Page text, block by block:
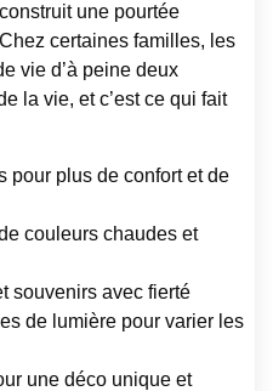
une pour­tée
certaines familles, les
vie d’à peine deux
la vie, et c’est ce qui fait
pour plus de confort et de
couleurs chaudes et
souvenirs avec fierté
de lumière pour varier les
une déco unique et